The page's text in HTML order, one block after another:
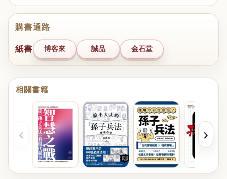
購書通路
紙書 博客來 誠品 金石堂
相關書籍
‹ ›